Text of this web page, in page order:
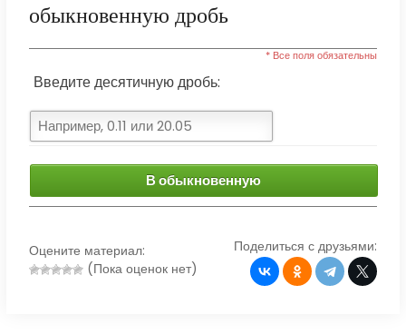
обыкновенную дробь
* Все поля обязательны
Введите десятичную дробь:
В обыкновенную
Оцените материал:
(Пока оценок нет)
Поделиться с друзьями: